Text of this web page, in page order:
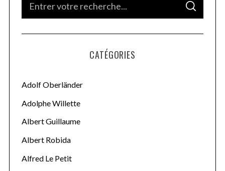
f
o
:
S
C
CATÉGORIES
Adolf Oberländer
Adolphe Willette
Albert Guillaume
Albert Robida
Alfred Le Petit